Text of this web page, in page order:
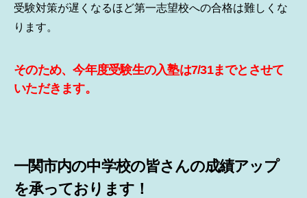
受験対策が遅くなるほど第一志望校への合格は難しくな
ります。
そのため、今年度受験生の入塾は7/31までとさせて
いただきます。
一関市内の中学校の皆さんの成績アップ
を承っております！